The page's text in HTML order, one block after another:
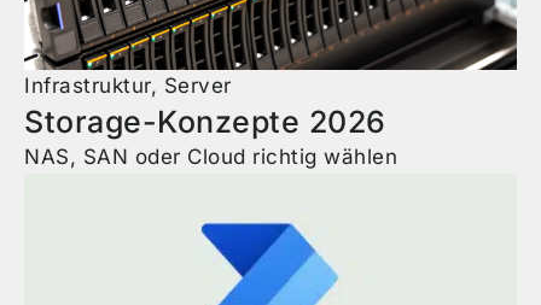
Infrastruktur, Server
Storage-Konzepte 2026
NAS, SAN oder Cloud richtig wählen